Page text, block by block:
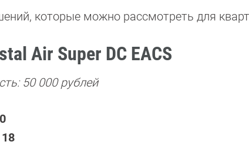
которые можно рассмотреть для
Air Super DC EACS
50 000 рублей